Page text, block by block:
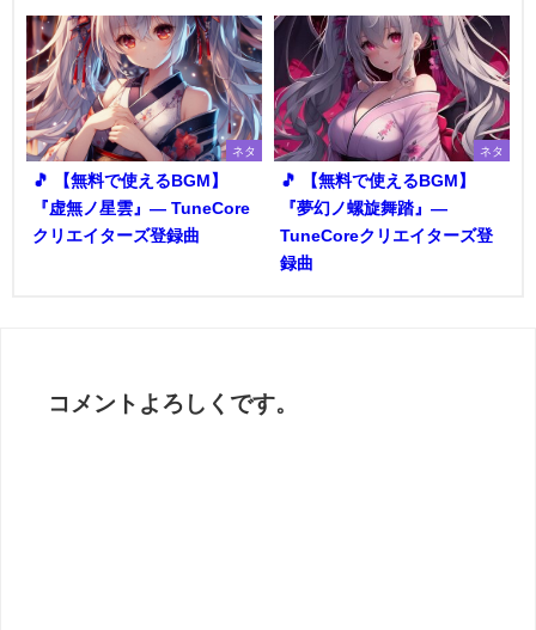
ネタ
🎵 【無料で使えるBGM】
『虚無ノ星雲』― TuneCore
クリエイターズ登録曲
ネタ
🎵 【無料で使えるBGM】
『夢幻ノ螺旋舞踏』―
TuneCoreクリエイターズ登
録曲
コメントよろしくです。